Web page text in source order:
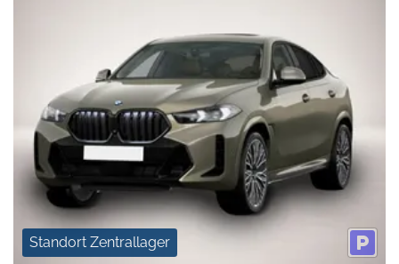
Standort Zentrallager